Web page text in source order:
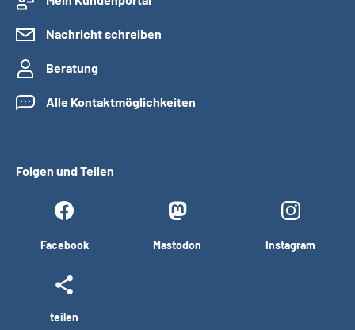
Nachricht schreiben
Beratung
Alle Kontaktmöglichkeiten
Folgen und Teilen
Facebook Mastodon Instagram
teilen